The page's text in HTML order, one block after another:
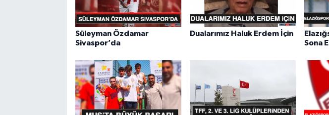
Süleyman Özdamar
Sivaspor’da
Dualarımız Haluk Erdem İçin
Sona